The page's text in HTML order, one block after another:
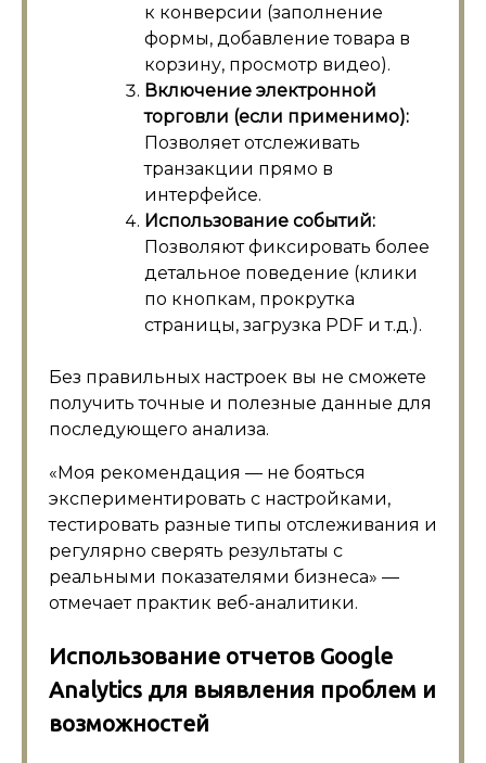
к конверсии (заполнение
формы, добавление товара в
корзину, просмотр видео).
Включение электронной
торговли (если применимо):
Позволяет отслеживать
транзакции прямо в
интерфейсе.
Использование событий:
Позволяют фиксировать более
детальное поведение (клики
по кнопкам, прокрутка
страницы, загрузка PDF и т.д.).
Без правильных настроек вы не сможете
получить точные и полезные данные для
последующего анализа.
«Моя рекомендация — не бояться
экспериментировать с настройками,
тестировать разные типы отслеживания и
регулярно сверять результаты с
реальными показателями бизнеса» —
отмечает практик веб-аналитики.
Использование отчетов Google
Analytics для выявления проблем и
возможностей